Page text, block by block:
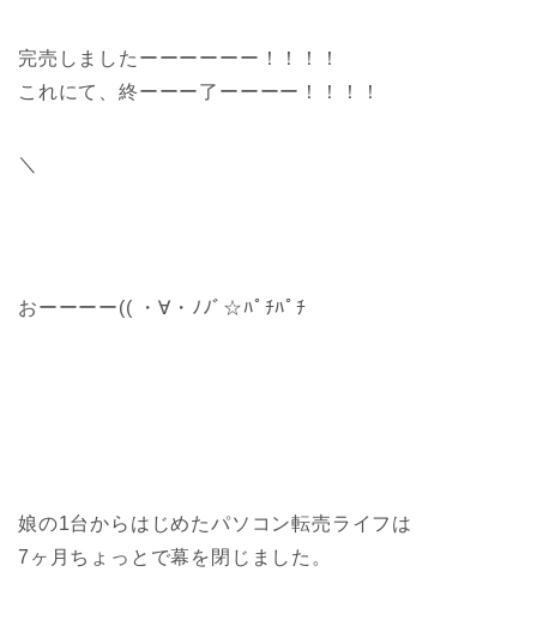
完売しましたーーーーーー！！！！
これにて、終ーーー了ーーーー！！！！
＼
おーーーー(( ・∀・ﾉﾉﾞ☆ﾊﾟﾁﾊﾟﾁ
娘の1台からはじめたパソコン転売ライフは
7ヶ月ちょっとで幕を閉じました。